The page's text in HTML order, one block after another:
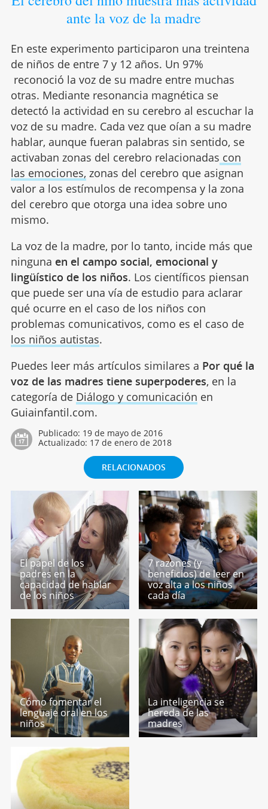
ante la voz de la madre
En este experimento participaron una treintena
de niños de entre 7 y 12 años. Un 97%
reconoció la voz de su madre entre muchas
otras. Mediante resonancia magnética se
detectó la actividad en su cerebro al escuchar la
voz de su madre. Cada vez que oían a su madre
hablar, aunque fueran palabras sin sentido, se
activaban zonas del cerebro relacionadas con
las emociones, zonas del cerebro que asignan
valor a los estímulos de recompensa y la zona
del cerebro que otorga una idea sobre uno
mismo.
La voz de la madre, por lo tanto, incide más que
ninguna en el campo social, emocional y
lingüístico de los niños. Los científicos piensan
que puede ser una vía de estudio para aclarar
qué ocurre en el caso de los niños con
problemas comunicativos, como es el caso de
los niños autistas.
Puedes leer más artículos similares a Por qué la
voz de las madres tiene superpoderes, en la
categoría de Diálogo y comunicación en
Guiainfantil.com.
Publicado: 19 de mayo de 2016
Actualizado: 17 de enero de 2018
RELACIONADOS
El papel de los
padres en la
capacidad de hablar
de los niños
7 razones (y
beneficios) de leer en
voz alta a los niños
cada día
Cómo fomentar el
lenguaje oral en los
niños
La inteligencia se
hereda de las
madres